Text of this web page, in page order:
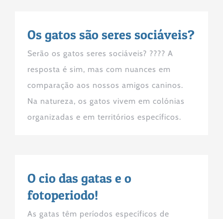
Os gatos são seres sociáveis?
Serão os gatos seres sociáveis? ???? A
resposta é sim, mas com nuances em
comparação aos nossos amigos caninos.
Na natureza, os gatos vivem em colónias
organizadas e em territórios específicos.
O cio das gatas e o
fotoperiodo!
As gatas têm períodos específicos de